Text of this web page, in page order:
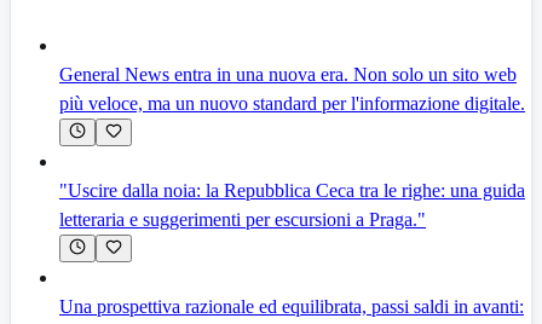
General News entra in una nuova era. Non solo un sito web
più veloce, ma un nuovo standard per l'informazione digitale.
"Uscire dalla noia: la Repubblica Ceca tra le righe: una guida
letteraria e suggerimenti per escursioni a Praga."
Una prospettiva razionale ed equilibrata, passi saldi in avanti: